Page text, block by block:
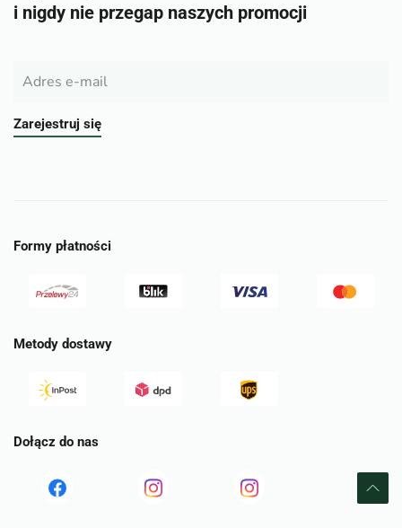
i nigdy nie przegap naszych promocji
Zarejestruj się
Formy płatności
Metody dostawy
Dołącz do nas